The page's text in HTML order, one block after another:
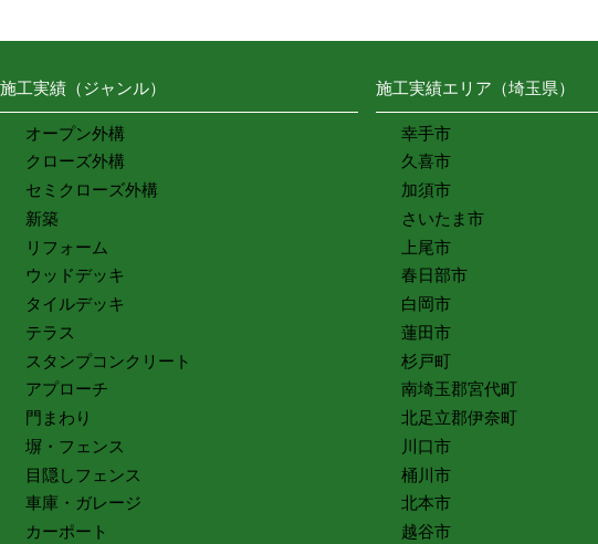
施工実績（ジャンル）
オープン外構
クローズ外構
セミクローズ外構
新築
リフォーム
ウッドデッキ
タイルデッキ
テラス
スタンプコンクリート
アプローチ
門まわり
塀・フェンス
目隠しフェンス
車庫・ガレージ
カーポート
施工実績エリア（埼玉県）
幸手市
久喜市
加須市
さいたま市
上尾市
春日部市
白岡市
蓮田市
杉戸町
南埼玉郡宮代町
北足立郡伊奈町
川口市
桶川市
北本市
越谷市